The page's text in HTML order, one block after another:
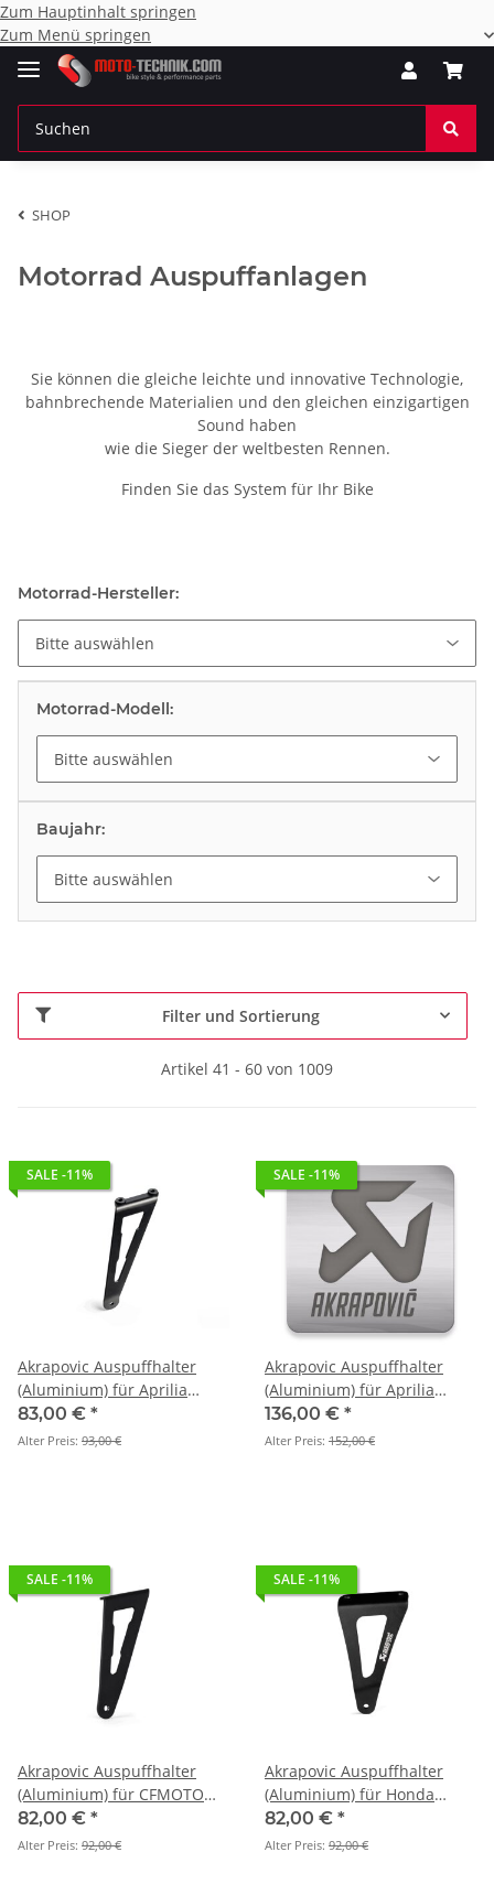
Zum Hauptinhalt springen
Zum Menü springen
SHOP
Motorrad Auspuffanlagen
Sie können die gleiche leichte und innovative Technologie,
bahnbrechende Materialien und den gleichen einzigartigen
Sound haben
wie die Sieger der weltbesten Rennen.
Finden Sie das System für Ihr Bike
Motorrad-Hersteller:
Motorrad-Modell:
Baujahr:
Filter und Sortierung
Artikel 41 - 60 von 1009
SALE -11%
Akrapovic Auspuffhalter
(Aluminium) für Aprilia
Tuono 660 - BJ. 2021 > 2026
(P-MBA6R1)
83,00 € *
Alter Preis: 93,00 €
SALE -11%
Akrapovic Auspuffhalter
(Aluminium) für Aprilia
TUONO V4 - BJ. 2011 > 2016
(P-MBA10AL3/A2)
136,00 € *
Alter Preis: 152,00 €
SALE -11%
Akrapovic Auspuffhalter
(Aluminium) für CFMOTO
450SR / 450NK - BJ. 2024 >
2026 (P-X342)
82,00 € *
Alter Preis: 92,00 €
SALE -11%
Akrapovic Auspuffhalter
(Aluminium) für Honda
CBR1000RR-R Fireblade / SP
- BJ. 2020 > 2026 (P-X257)
82,00 € *
Alter Preis: 92,00 €